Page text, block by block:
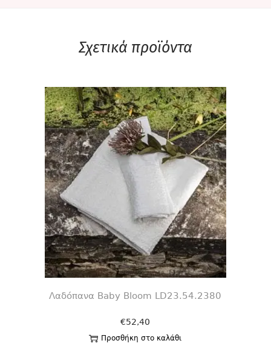
Σχετικά προϊόντα
Λαδόπανα Baby Bloom LD23.54.2380
€52,40
Προσθήκη στο καλάθι